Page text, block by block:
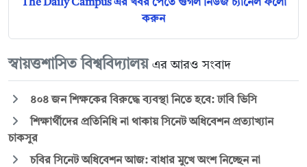
The Daily Campus এর খবর পেতে গুগল নিউজ চ্যানেল ফলো
করুন
স্বায়ত্তশাসিত বিশ্ববিদ্যালয় এর আরও সংবাদ
৪০৪ জন শিক্ষকের বিরুদ্ধে ব্যবস্থা নিতে হবে: ঢাবি ভিসি
শিক্ষার্থীদের প্রতিনিধি না থাকায় সিনেট অধিবেশন প্রত্যাখ্যান
চাকসুর
চবির সিনেট অধিবেশন আজ: বাধার মুখে অংশ নিচ্ছেন না